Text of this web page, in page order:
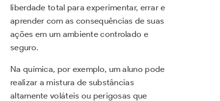
liberdade total para experimentar, errar e
aprender com as consequências de suas
ações em um ambiente controlado e
seguro.
Na química, por exemplo, um aluno pode
realizar a mistura de substâncias
altamente voláteis ou perigosas que